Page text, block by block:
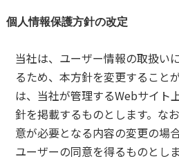
個人情報保護方針の改定
当社は、ユーザー情報の取扱い
るため、本方針を変更すること
は、当社が管理するWebサイト
針を掲載するものとします。な
意が必要となる内容の変更の場
ユーザーの同意を得るものとしま